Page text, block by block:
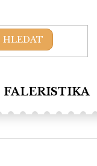
HLEDAT
FALERISTIKA